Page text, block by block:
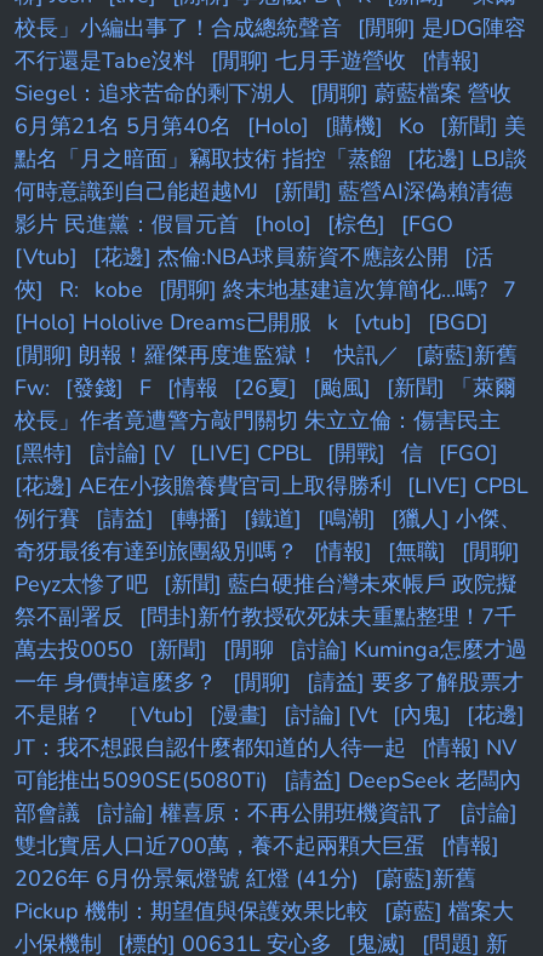
校長」小編出事了！合成總統聲音
[閒聊] 是JDG陣容
不行還是Tabe沒料
[閒聊] 七月手遊營收
[情報]
Siegel：追求苦命的剩下湖人
[閒聊] 蔚藍檔案 營收
6月第21名 5月第40名
[Holo] [購機] Ko
[新聞] 美
點名「月之暗面」竊取技術 指控「蒸餾
[花邊] LBJ談
何時意識到自己能超越MJ
[新聞] 藍營AI深偽賴清德
影片 民進黨：假冒元首
[holo] [棕色]
[FGO
[Vtub]
[花邊] 杰倫:NBA球員薪資不應該公開
[活
俠]
R: kobe [閒聊] 終末地基建這次算簡化...嗎? 7
[Holo] Hololive Dreams已開服
k [vtub]
[BGD]
[閒聊] 朗報！羅傑再度進監獄！
快訊／
[蔚藍]新舊
Fw:
[發錢] F [情報 [26夏] [颱風]
[新聞] 「萊爾
校長」作者竟遭警方敲門關切 朱立立倫：傷害民主
[黑特]
[討論] [V [LIVE] CPBL [開戰] 信
[FGO]
[花邊] AE在小孩贍養費官司上取得勝利
[LIVE] CPBL
例行賽
[請益] [轉播] [鐵道] [鳴潮]
[獵人] 小傑、
奇犽最後有達到旅團級別嗎？
[情報] [無職]
[閒聊]
Peyz太慘了吧
[新聞] 藍白硬推台灣未來帳戶 政院擬
祭不副署反
[問卦]新竹教授砍死妹夫重點整理！7千
萬去投0050
[新聞] [閒聊
[討論] Kuminga怎麼才過
一年 身價掉這麼多？
[閒聊]
[請益] 要多了解股票才
不是賭？
［Vtub] [漫畫] [討論] [Vt [內鬼]
[花邊]
JT：我不想跟自認什麼都知道的人待一起
[情報] NV
可能推出5090SE(5080Ti)
[請益] DeepSeek 老闆內
部會議
[討論] 權喜原：不再公開班機資訊了
[討論]
雙北實居人口近700萬，養不起兩顆大巨蛋
[情報]
2026年 6月份景氣燈號 紅燈 (41分)
[蔚藍]新舊
Pickup 機制：期望值與保護效果比較
[蔚藍] 檔案大
小保機制
[標的] 00631L 安心多 [鬼滅] [問題] 新